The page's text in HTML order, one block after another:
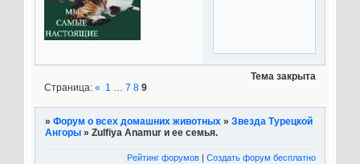
Тема закрыта
Страница: « 1 … 7 8 9
» Форум о всех домашних животных » Звезда Турецкой
Ангоры » Zulfiya Anamur и ее семья.
Рейтинг форумов |Создать форум бесплатно